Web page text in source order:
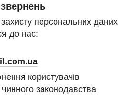
персональних даних
до нас:
користувачів
законодавства